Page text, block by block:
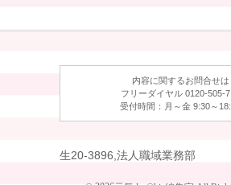
有限会社塩谷商店
有限会社原田左官工業
原田 宗亮 氏
(2020年2月25日)
中村 元計 氏
内容に関するお問合せは
フリーダイヤル 0120-505-
受付時間：月～金 9:30～
生20-3896,法人職域業務部